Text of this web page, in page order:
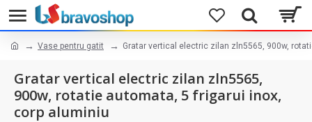
Vase pentru gatit Gratar vertical electric zilan zln5565, 900w,
Gratar vertical electric zilan zln5565,
900w, rotatie automata, 5 frigarui inox,
corp aluminiu